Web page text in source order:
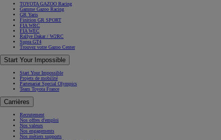
TOYOTA GAZOO Racing
Gamme Gazoo Racing
GR Yaris
Finition GR SPORT
FIA WRC
FIA WEC
Rallye Dakar / W2RC
Supra GT4
Trouvez votre Gazoo Center
Start Your Impossible
Start Your Impossible
Projets de mobilité
Partenariat Special Olympics
Team Toyota France
Carrières
Recrutement
Nos offres d'emploi
Nos valeurs
Nos engagements
Nos métiers supports